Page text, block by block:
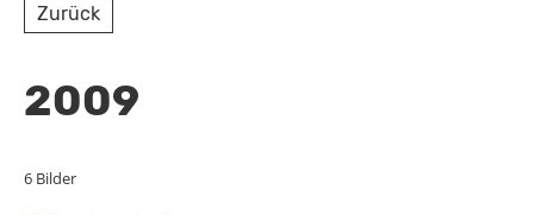
Zurück
2009
6 Bilder